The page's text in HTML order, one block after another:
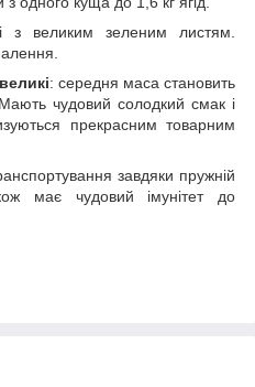
з великим зеленим листям.
: середня маса становить
чудовий солодкий смак і
прекрасним товарним
завдяки пружній
має чудовий імунітет до